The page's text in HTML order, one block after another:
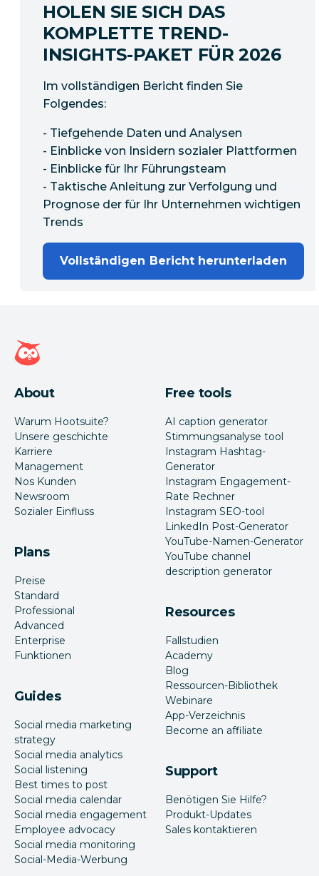
HOLEN SIE SICH DAS
KOMPLETTE TREND-
INSIGHTS-PAKET FÜR 2026
Im vollständigen Bericht finden Sie
Folgendes:
- Tiefgehende Daten und Analysen
- Einblicke von Insidern sozialer Plattformen
- Einblicke für Ihr Führungsteam
- Taktische Anleitung zur Verfolgung und
Prognose der für Ihr Unternehmen wichtigen
Trends
Vollständigen Bericht herunterladen
Hootsuite Homepage
About
Warum Hootsuite?
Unsere geschichte
Karriere
Management
Nos Kunden
Newsroom
Sozialer Einfluss
Plans
Preise
Standard
Professional
Advanced
Enterprise
Funktionen
Guides
Social media marketing
strategy
Social media analytics
Social listening
Best times to post
Social media calendar
Social media engagement
Employee advocacy
Social media monitoring
Social-Media-Werbung
Free tools
AI caption generator
Stimmungsanalyse tool
Instagram Hashtag-
Generator
Instagram Engagement-
Rate Rechner
Instagram SEO-tool
LinkedIn Post-Generator
YouTube-Namen-Generator
YouTube channel
description generator
Resources
Fallstudien
Academy
Blog
Ressourcen-Bibliothek
Webinare
App-Verzeichnis
Become an affiliate
Support
Benötigen Sie Hilfe?
Produkt-Updates
Sales kontaktieren